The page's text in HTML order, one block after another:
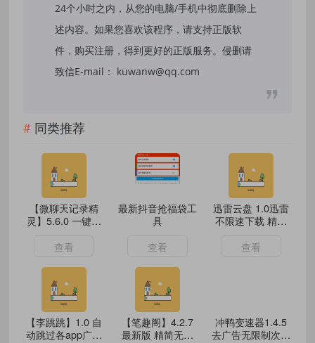
24个小时之内，从您的电脑/手机中彻底删除上
述内容。如果您喜欢该程序，请支持正版软
件，购买注册，得到更好的正版服务。侵删请
致信E-mail： kuwanw@qq.com
同类推荐
【微聊天记录精
灵】5.6.0 一键恢
查看
最新抖音抢福袋工
具
查看
迅雷云盘 1.0迅雷
不限速下载 精简
查看
【李跳跳】1.0 自
动跳过各app广告
【笔趣阁】4.2.7
最新版 精简无广
冲鸭变速器1.4.5
去广告无限制次数